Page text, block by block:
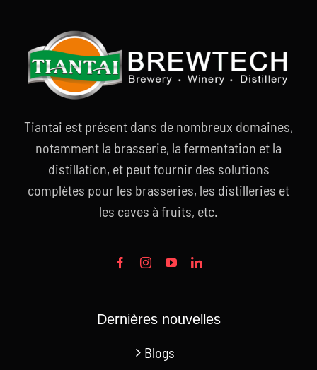
Tiantai est présent dans de nombreux domaines,
notamment la brasserie, la fermentation et la
distillation, et peut fournir des solutions
complètes pour les brasseries, les distilleries et
les caves à fruits, etc.
Dernières nouvelles
Blogs